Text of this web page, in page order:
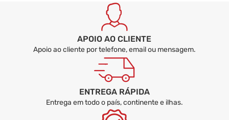
APOIO AO CLIENTE
Apoio ao cliente por telefone, email ou mensagem.
ENTREGA RÁPIDA
Entrega em todo o país, continente e ilhas.